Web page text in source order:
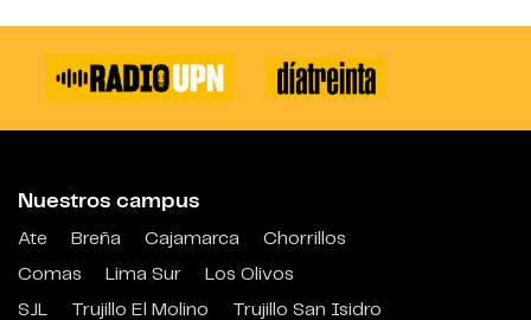
Nuestros campus
Ate Breña Cajamarca
Chorrillos
Comas
Lima Sur
Los Olivos
SJL
Trujillo El Molino Trujillo San Isidro